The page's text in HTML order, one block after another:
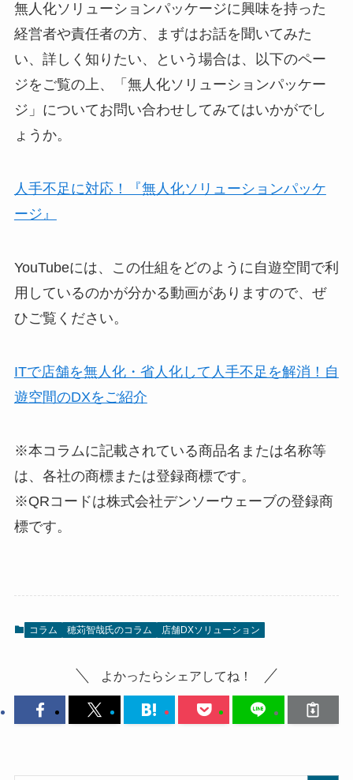
無人化ソリューションパッケージに興味を持った
経営者や責任者の方、まずはお話を聞いてみた
い、詳しく知りたい、という場合は、以下のペー
ジをご覧の上、「無人化ソリューションパッケー
ジ」についてお問い合わせしてみてはいかがでし
ょうか。
人手不足に対応！『無人化ソリューションパッケ
ージ』
YouTubeには、この仕組をどのように自遊空間で利
用しているのかが分かる動画がありますので、ぜ
ひご覧ください。
ITで店舗を無人化・省人化して人手不足を解消！自
遊空間のDXをご紹介
※本コラムに記載されている商品名または名称等
は、各社の商標または登録商標です。
※QRコードは株式会社デンソーウェーブの登録商
標です。
コラム 穂苅智哉氏のコラム 店舗DXソリューション
よかったらシェアしてね！